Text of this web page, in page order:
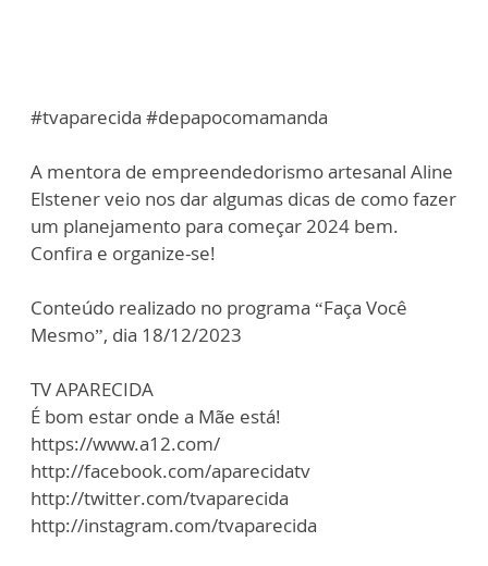
#tvaparecida #depapocomamanda
A mentora de empreendedorismo artesanal Aline
Elstener veio nos dar algumas dicas de como fazer
um planejamento para começar 2024 bem.
Confira e organize-se!
Conteúdo realizado no programa “Faça Você
Mesmo”, dia 18/12/2023
TV APARECIDA
É bom estar onde a Mãe está!
https://www.a12.com/
http://facebook.com/aparecidatv
http://twitter.com/tvaparecida
http://instagram.com/tvaparecida